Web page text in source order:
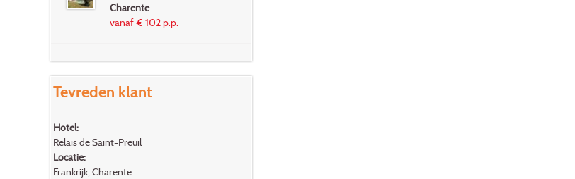
Charente
vanaf € 102 p.p.
Tevreden klant
Hotel:
Relais de Saint-Preuil
Locatie:
Frankrijk, Charente